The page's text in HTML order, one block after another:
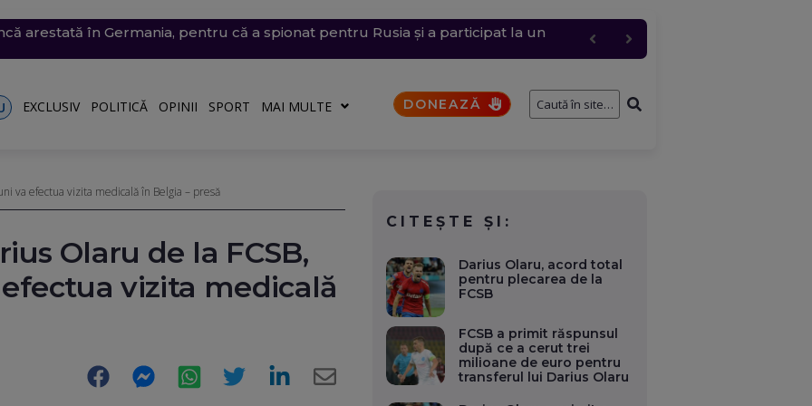
arestată în Germania, pentru că a spionat pentru Rusia și a participat la un
azi un nou record absolut de temperatură
nordul Angliei: O defecțiune electrică provoacă întârzieri și anulări masive
O groapă de 3 metri adâncime a apărut în carosabil, traficul a fost restricționat
Dunăre a fost amânată din nou. Crește riscul pentru Cernavodă
EXCLUSIV POLITICĂ OPINII SPORT MAI MULTE DONEAZĂ
va efectua vizita medicală în Belgia – presă
Olaru de la FCSB,
vizita medicală
Facebook Messenger WhatsApp Twitter LinkedIn
CITEȘTE ȘI:
Darius Olaru, acord total
pentru plecarea de la
FCSB
FCSB a primit răspunsul
după ce a cerut trei
milioane de euro pentru
transferul lui Darius Olaru